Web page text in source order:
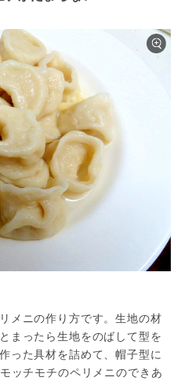
メニの作り方です。生地の材
まったら生地をのばして型を
った具材を詰めて、帽子型に
ッチモチのペリメニのできあ